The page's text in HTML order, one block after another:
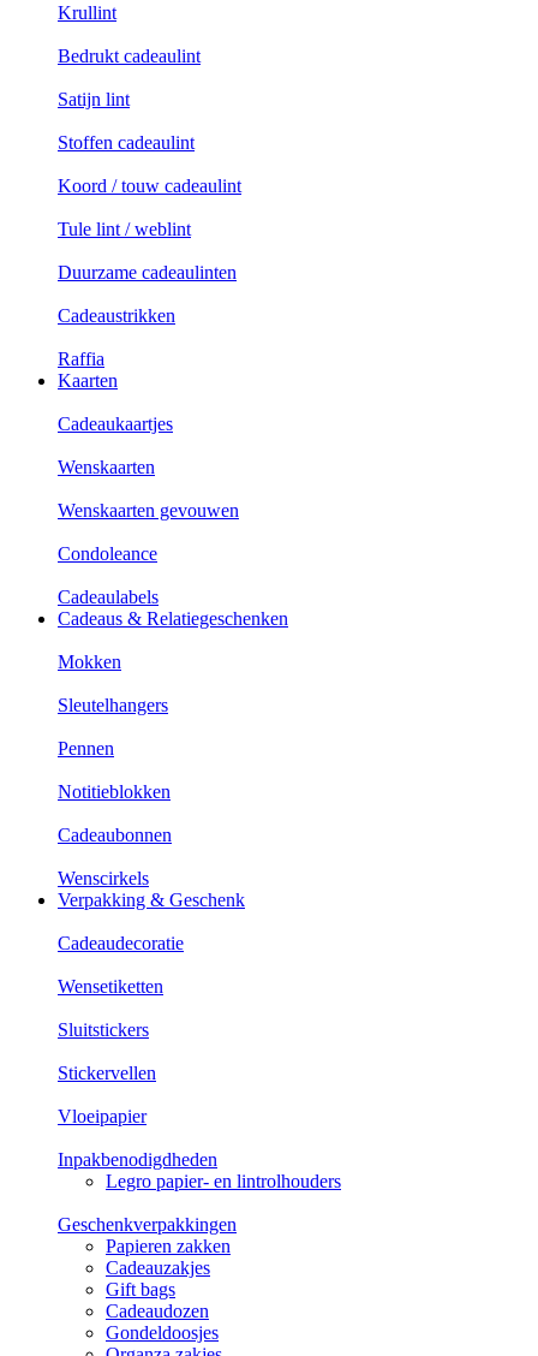
Krullint
Bedrukt cadeaulint
Satijn lint
Stoffen cadeaulint
Koord / touw cadeaulint
Tule lint / weblint
Duurzame cadeaulinten
Cadeaustrikken
Raffia
Kaarten
Cadeaukaartjes
Wenskaarten
Wenskaarten gevouwen
Condoleance
Cadeaulabels
Cadeaus & Relatiegeschenken
Mokken
Sleutelhangers
Pennen
Notitieblokken
Cadeaubonnen
Wenscirkels
Verpakking & Geschenk
Cadeaudecoratie
Wensetiketten
Sluitstickers
Stickervellen
Vloeipapier
Inpakbenodigdheden
Legro papier- en lintrolhouders
Geschenkverpakkingen
Papieren zakken
Cadeauzakjes
Gift bags
Cadeaudozen
Gondeldoosjes